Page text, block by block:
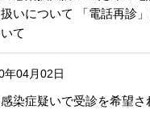
いについて 「電話再診
て
年04月02日
染症疑いで受診を希望さ